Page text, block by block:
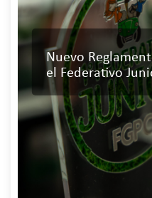
Nuevo
el Federativo